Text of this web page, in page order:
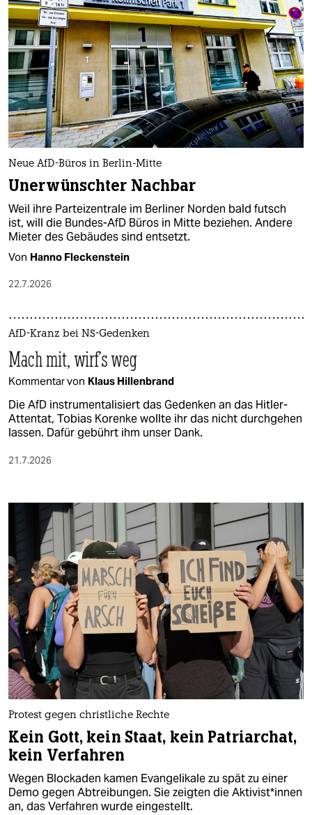
Neue AfD-Büros in Berlin-Mitte
Unerwünschter Nachbar
Weil ihre Parteizentrale im Berliner Norden bald futsch
ist, will die Bundes-AfD Büros in Mitte beziehen. Andere
Mieter des Gebäudes sind entsetzt.
Von Hanno Fleckenstein
22.7.2026
AfD-Kranz bei NS-Gedenken
Mach mit, wirf's weg
Kommentar von Klaus Hillenbrand
Die AfD instrumentalisiert das Gedenken an das Hitler-
Attentat, Tobias Korenke wollte ihr das nicht durchgehen
lassen. Dafür gebührt ihm unser Dank.
21.7.2026
Protest gegen christliche Rechte
Kein Gott, kein Staat, kein Patriarchat,
kein Verfahren
Wegen Blockaden kamen Evangelikale zu spät zu einer
Demo gegen Abtreibungen. Sie zeigten die Ak­ti­vis­t*in­nen
an, das Verfahren wurde eingestellt.